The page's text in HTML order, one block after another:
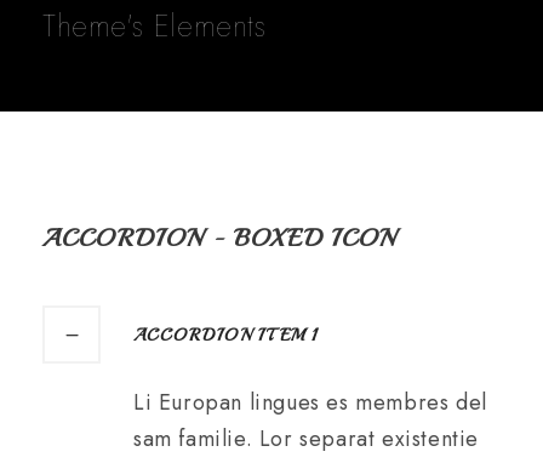
Theme's Elements
ACCORDION - BOXED ICON
ACCORDION ITEM 1
Li Europan lingues es membres del
sam familie. Lor separat existentie